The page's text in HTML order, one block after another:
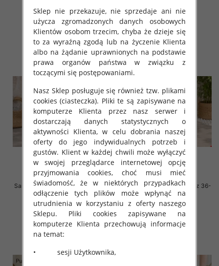
56.00 zł
szczegóły
50.00 zł
szczegóły
Sandały płaskie damskie Roz 36-
41 / 8 par
50.00 zł
szczegóły
Sandały płaskie damskie Roz 36-
41 / 8 par
50.00 zł
szczegóły
Sklep nie przekazuje, nie sprzedaje ani nie
użycza zgromadzonych danych osobowych
Klientów osobom trzecim, chyba że dzieje się
to za wyraźną zgodą lub na życzenie Klienta
albo na żądanie uprawnionych na podstawie
prawa organów państwa w związku z
toczącymi się postępowaniami.
Nasz Sklep posługuje się również tzw. plikami
cookies (ciasteczka). Pliki te są zapisywane na
komputerze Klienta przez nasz serwer i
dostarczają danych statystycznych o
aktywności Klienta, w celu dobrania naszej
oferty do jego indywidualnych potrzeb i
gustów. Klient w każdej chwili może wyłączyć
w swojej przeglądarce internetowej opcję
przyjmowania cookies, choć musi mieć
świadomość, że w niektórych przypadkach
odłączenie tych plików może wpłynąć na
utrudnienia w korzystaniu z oferty naszego
Sklepu. Pliki cookies zapisywane na
komputerze Klienta przechowują informacje
na temat:
• sesji Użytkownika,